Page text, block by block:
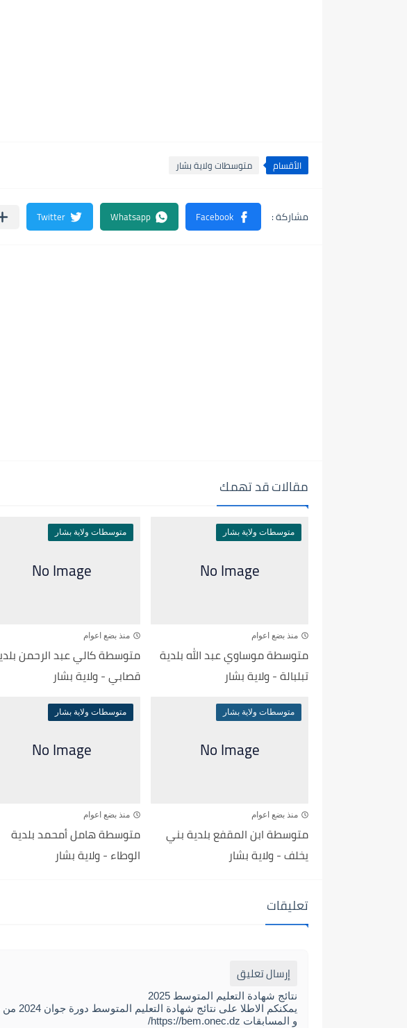
الأقسام متوسطات ولاية بشار
مقالات قد تهمك
متوسطات ولاية بشار
منذ بضع اعوام
متوسطة موساوي عبد الله بلدية
تبلبالة - ولاية بشار
متوسطات ولاية بشار
منذ بضع اعوام
متوسطة كالي عبد الرحمن
قصابي - ولاية بشار
متوسطات ولاية بشار
منذ بضع اعوام
متوسطة ابن المقفع بلدية بني
يخلف - ولاية بشار
متوسطات ولاية بشار
منذ بضع اعوام
متوسطة هامل أمحمد بلدية
الوطاء - ولاية بشار
تعليقات
إرسال تعليق
نتائج شهادة التعليم المتوسط 2025
يمكنكم
و المسابقات https://bem.onec.dz/